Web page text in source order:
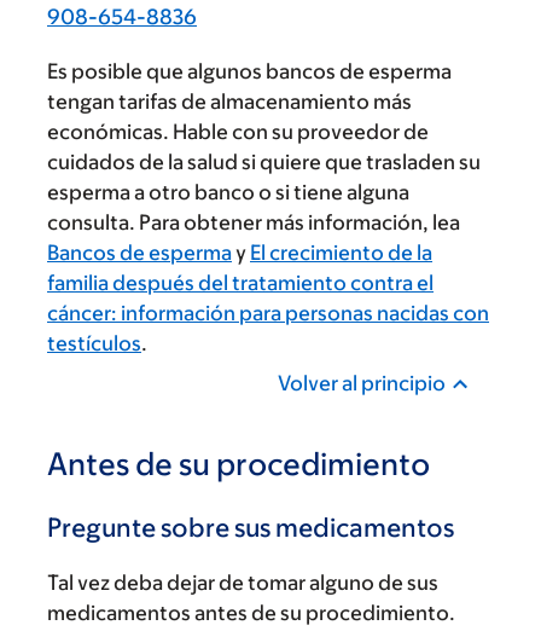
908-654-8836
Es posible que algunos bancos de esperma
tengan tarifas de almacenamiento más
económicas. Hable con su proveedor de
cuidados de la salud si quiere que trasladen su
esperma a otro banco o si tiene alguna
consulta. Para obtener más información, lea
Bancos de espermay El crecimiento de la
familia después del tratamiento contra el
cáncer: información para personas nacidas con
testículos.
Volver al principio
Antes de su procedimiento
Pregunte sobre sus medicamentos
Tal vez deba dejar de tomar alguno de sus
medicamentos antes de su procedimiento.